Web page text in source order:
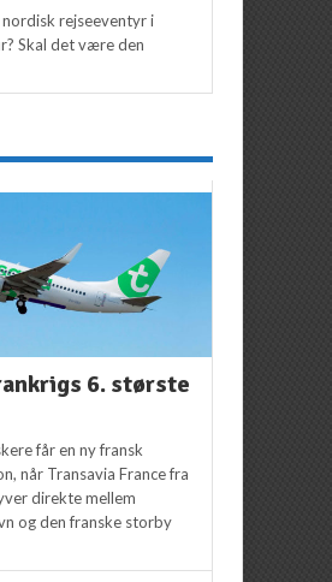
rejseeventyr i
Skal det være den
6. største
får en ny fransk
når Transavia France fra
direkte mellem
og den franske storby